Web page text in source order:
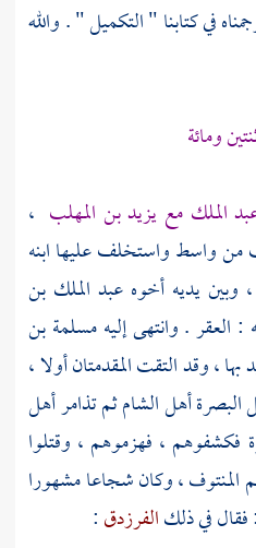
في كتابنا " التكميل " . والله
ومائة
الملكمع يزيد بن المهلب ،
منواسطواستخلف عليها ابنه
يديه أخوه عبد الملك بن
: العقر. وانتهى إليهمسلمة بن
بها ، وقد التقت المقدمتان أولا ،
البصرةأهلالشامثم تذامرأهل
فكشفوهم ، فهزموهم ، وقتلوا
المنتوف، وكان شجاعا مشهورا
: فقال في ذلكالفرزدق: